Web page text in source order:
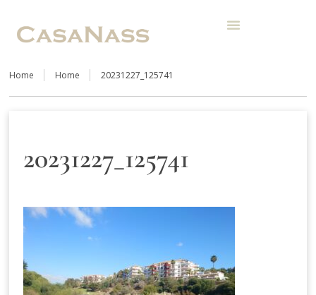
Home Home 20231227_125741
20231227_125741